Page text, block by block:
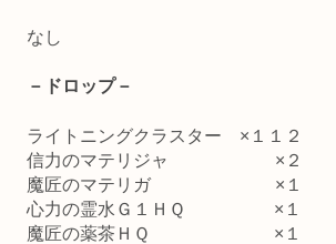
なし
－ドロップ－
ライトニングクラスター ×１１２
信力のマテリジャ ×２
魔匠のマテリガ ×１
心力の霊水Ｇ１ＨＱ ×１
魔匠の薬茶ＨＱ ×１